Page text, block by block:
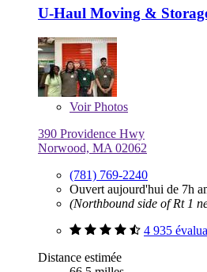
U-Haul Moving &
VoirPhotos
390 Providence Hwy
Norwood, MA 02062
(781) 769-2240
Ouvert aujourd'hui de 7h
(Northbound side of Rt 1
4 935
Distance estimée